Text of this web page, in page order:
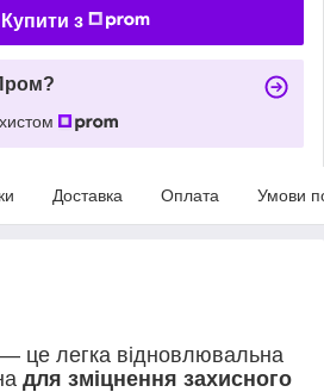
Купити з
Доставка Оплата Умови
— це легка відновлювальна
для зміцнення захисного